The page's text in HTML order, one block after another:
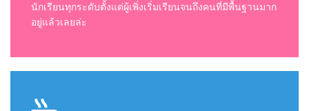
นักเรียนทุกระดับตั้งแต่ผู้เพิ่งเริ่มเรียนจนถึงคนที่มีพื้นฐานมาก
อยู่แล้วเลยล่ะ